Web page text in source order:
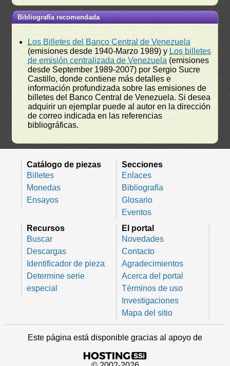
Bibliografía recomendada
Los Billetes del Banco Central de Venezuela
(emisiones desde 1940-Marzo 1989) y Los billetes
de emisión centralizada de Venezuela (emisiones
desde September 1989-2007) por Sergio Sucre
Castillo, donde contiene más detalles e
información profundizada sobre las emisiones de
billetes del Banco Central de Venezuela. Si desea
adquirir un ejemplar puede al autor en la dirección
de correo indicada en las referencias
bibliográficas.
Catálogo de piezas
Billetes
Monedas
Ensayos
Secciones
Enlaces
Bibliografía
Glosario
Eventos
Recursos
Buscar
Descargas
Identificador de pieza
Determine serie
especial
El portal
Novedades
Contacto
Agradecimientos
Acerca del portal
Términos de uso
Investigaciones
Mapa del sitio
Este página está disponible gracias al apoyo de